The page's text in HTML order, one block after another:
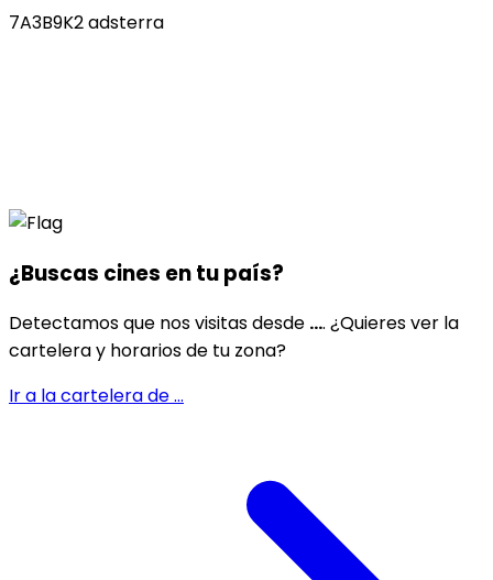
7A3B9K2 adsterra
¿Buscas cines entu país?
Detectamos que nos visitas desde .... ¿Quieres ver la
cartelera y horarios de tu zona?
Ir a la cartelera de...